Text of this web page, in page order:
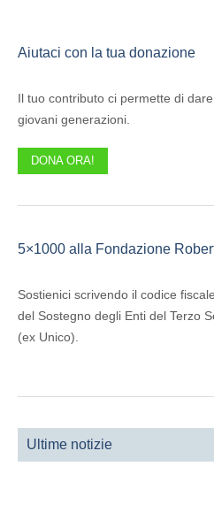
Aiutaci con la tua donazione
Il tuo contributo ci permette di
giovani generazioni.
DONA ORA!
5×1000 alla Fondazione
Sostienici scrivendo il codice fiscale
del Sostegno degli Enti del Terzo
(ex Unico).
Ultime notizie